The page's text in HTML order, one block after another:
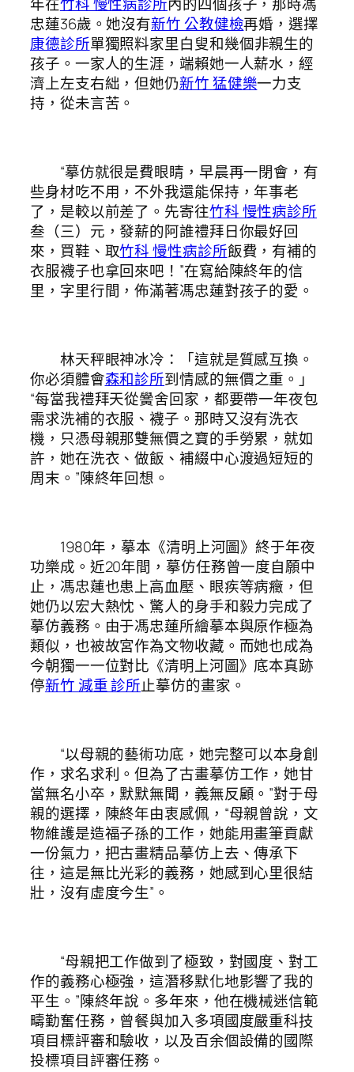
年在竹科 慢性病診所內的四個孩子，那時馮
忠蓮36歲。她沒有新竹 公教健檢再婚，選擇
康德診所單獨照料家里白叟和幾個非親生的
孩子。一家人的生涯，端賴她一人薪水，經
濟上左支右絀，但她仍新竹 猛健樂一力支
持，從未言苦。
“摹仿就很是費眼睛，早晨再一閉會，有
些身材吃不用，不外我還能保持，年事老
了，是較以前差了。先寄往竹科 慢性病診所
叁（三）元，發薪的阿誰禮拜日你最好回
來，買鞋、取竹科 慢性病診所飯費，有補的
衣服襪子也拿回來吧！”在寫給陳終年的信
里，字里行間，佈滿著馮忠蓮對孩子的愛。
林天秤眼神冰冷：「這就是質感互換。
你必須體會森和診所到情感的無價之重。」
“每當我禮拜天從黌舍回家，都要帶一年夜包
需求洗補的衣服、襪子。那時又沒有洗衣
機，只憑母親那雙無價之寶的手勞累，就如
許，她在洗衣、做飯、補綴中心渡過短短的
周末。”陳終年回想。
1980年，摹本《清明上河圖》終于年夜
功樂成。近20年間，摹仿任務曾一度自願中
止，馮忠蓮也患上高血壓、眼疾等病癥，但
她仍以宏大熱忱、驚人的身手和毅力完成了
摹仿義務。由于馮忠蓮所繪摹本與原作極為
類似，也被故宮作為文物收藏。而她也成為
今朝獨一一位對比《清明上河圖》底本真跡
停新竹 減重 診所止摹仿的畫家。
“以母親的藝術功底，她完整可以本身創
作，求名求利。但為了古畫摹仿工作，她甘
當無名小卒，默默無聞，義無反顧。”對于母
親的選擇，陳終年由衷感佩，“母親曾說，文
物維護是造福子孫的工作，她能用畫筆貢獻
一份氣力，把古畫精品摹仿上去、傳承下
往，這是無比光彩的義務，她感到心里很結
壯，沒有虛度今生”。
“母親把工作做到了極致，對國度、對工
作的義務心極強，這潛移默化地影響了我的
平生。”陳終年說。多年來，他在機械迷信範
疇勤奮任務，曾餐與加入多項國度嚴重科技
項目標評審和驗收，以及百余個設備的國際
投標項目評審任務。